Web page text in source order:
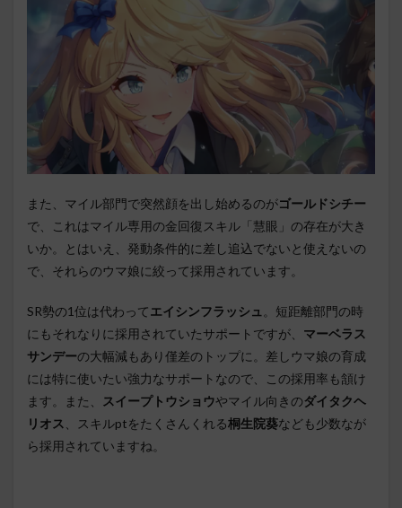
また、マイル部門で突然顔を出し始めるのがゴールドシチー
で、これはマイル専用の金回復スキル「慧眼」の存在が大き
いか。とはいえ、発動条件的に差し追込でないと使えないの
で、それらのウマ娘に絞って採用されています。
SR勢の1位は代わってエイシンフラッシュ 。短距離部門の時
にもそれなりに採用されていたサポートですが、 マーベラス
サンデーの大幅減もあり僅差のトップに。差しウマ娘の育成
には特に使いたい強力なサポートなので、この採用率も頷け
ます。また、
スイープトウショウやマイル向きのダイタクヘ
リオス
、スキルptをたくさんくれる桐生院葵なども少数なが
ら採用されていますね。